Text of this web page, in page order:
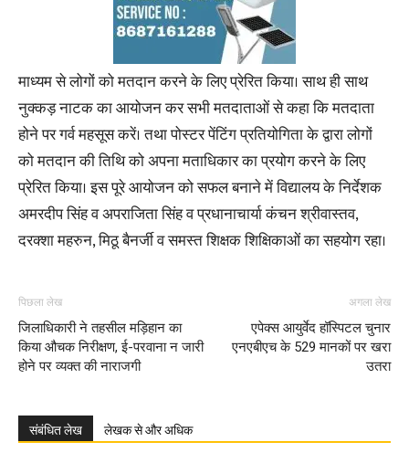
माध्यम से लोगों को मतदान करने के लिए प्रेरित किया। साथ ही साथ
नुक्कड़ नाटक का आयोजन कर सभी मतदाताओं से कहा कि मतदाता
होने पर गर्व महसूस करें। तथा पोस्टर पेंटिंग प्रतियोगिता के द्वारा लोगों
को मतदान की तिथि को अपना मताधिकार का प्रयोग करने के लिए
प्रेरित किया। इस पूरे आयोजन को सफल बनाने में विद्यालय के निर्देशक
अमरदीप सिंह व अपराजिता सिंह व प्रधानाचार्या कंचन श्रीवास्तव,
दरक्शा महरुन, मिठू बैनर्जी व समस्त शिक्षक शिक्षिकाओं का सहयोग रहा।
पिछला लेख
जिलाधिकारी ने तहसील मड़िहान का
किया औचक निरीक्षण, ई-परवाना न जारी
होने पर व्यक्त की नाराजगी
अगला लेख
एपेक्स आयुर्वेद हॉस्पिटल चुनार
एनएबीएच के 529 मानकों पर खरा
उतरा
संबंधित लेख लेखक से और अधिक